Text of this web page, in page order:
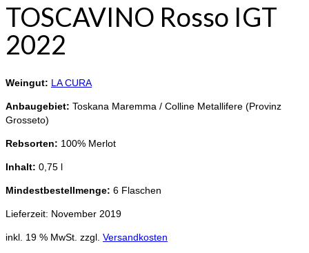
TOSCAVINO Rosso IGT
2022
Weingut: LA CURA
Anbaugebiet: Toskana Maremma / Colline Metallifere (Provinz
Grosseto)
Rebsorten: 100% Merlot
Inhalt: 0,75 l
Mindestbestellmenge: 6 Flaschen
Lieferzeit: November 2019
inkl. 19 % MwSt. zzgl. Versandkosten